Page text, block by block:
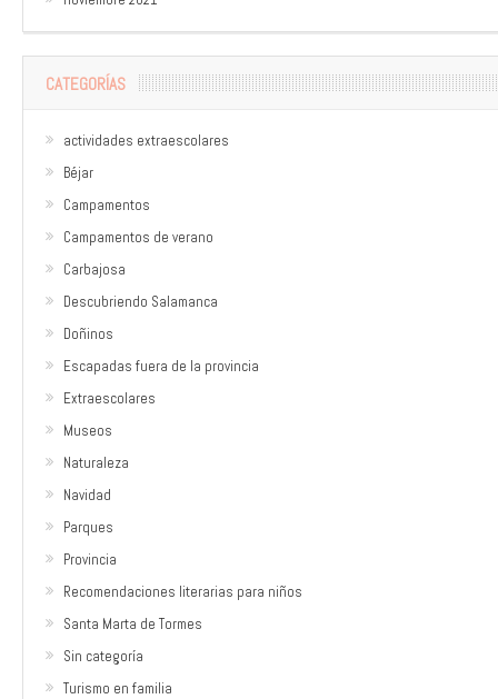
CATEGORÍAS
actividades extraescolares
Béjar
Campamentos
Campamentos de verano
Carbajosa
Descubriendo Salamanca
Doñinos
Escapadas fuera de la provincia
Extraescolares
Museos
Naturaleza
Navidad
Parques
Provincia
Recomendaciones literarias para niños
Santa Marta de Tormes
Sin categoría
Turismo en familia